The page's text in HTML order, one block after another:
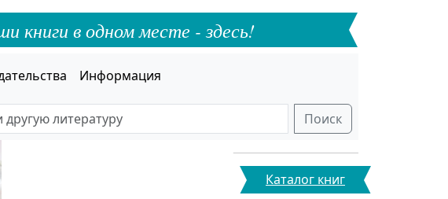
книги в одном месте - здесь!
Информация
Поиск
Каталог книг